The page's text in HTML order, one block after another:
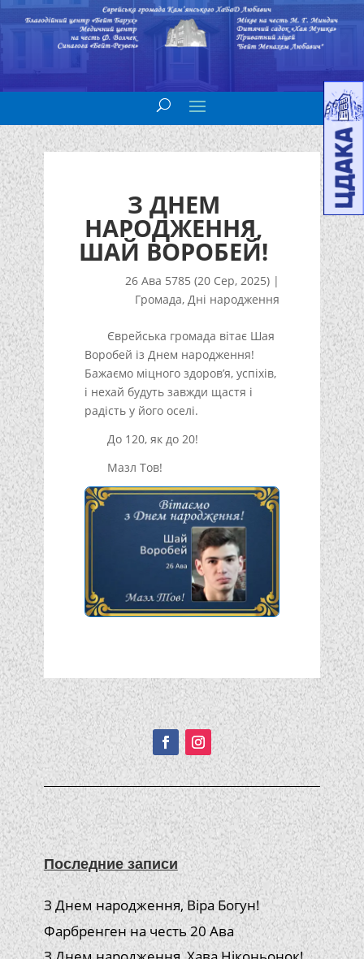
З ДНЕМ
НАРОДЖЕННЯ,
ШАЙ ВОРОБЕЙ!
26 Ава 5785 (20 Сер, 2025) |
Громада,Дні народження
Єврейська громада вітає Шая
Воробей із Днем народження!
Бажаємо міцного здоров’я, успіхів,
і нехай будуть завжди щастя і
радість у його оселі.
До 120, як до 20!
Мазл Тов!
Подписывайтесь!
Последние записи
З Днем народження, Віра Богун!
Фарбренген на честь 20 Ава